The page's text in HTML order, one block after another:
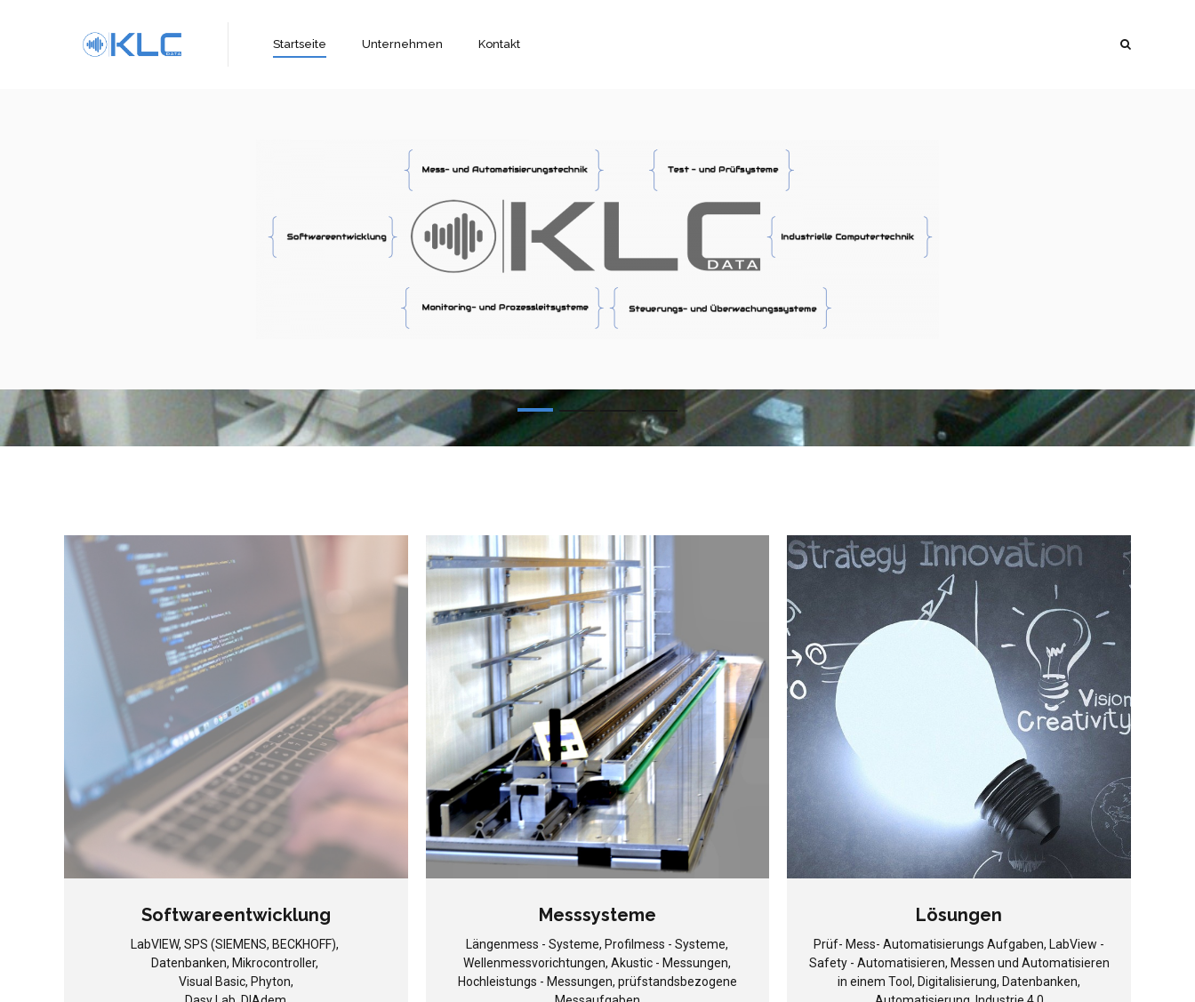
Startseite Unternehmen Kontakt
Softwareentwicklung
LabVIEW, SPS (SIEMENS, BECKHOFF),
Datenbanken, Mikrocontroller,
Visual Basic, Phyton,
Messsysteme
Längenmess - Systeme, Profilmess - Systeme,
Wellenmessvorichtungen, Akustic - Messungen,
Hochleistungs - Messungen, prüfstandsbezogene
Lösungen
Prüf- Mess- Automatisierungs Aufgaben, LabView -
Safety - Automatisieren, Messen und Automatisieren
in einem Tool, Digitalisierung, Datenbanken,